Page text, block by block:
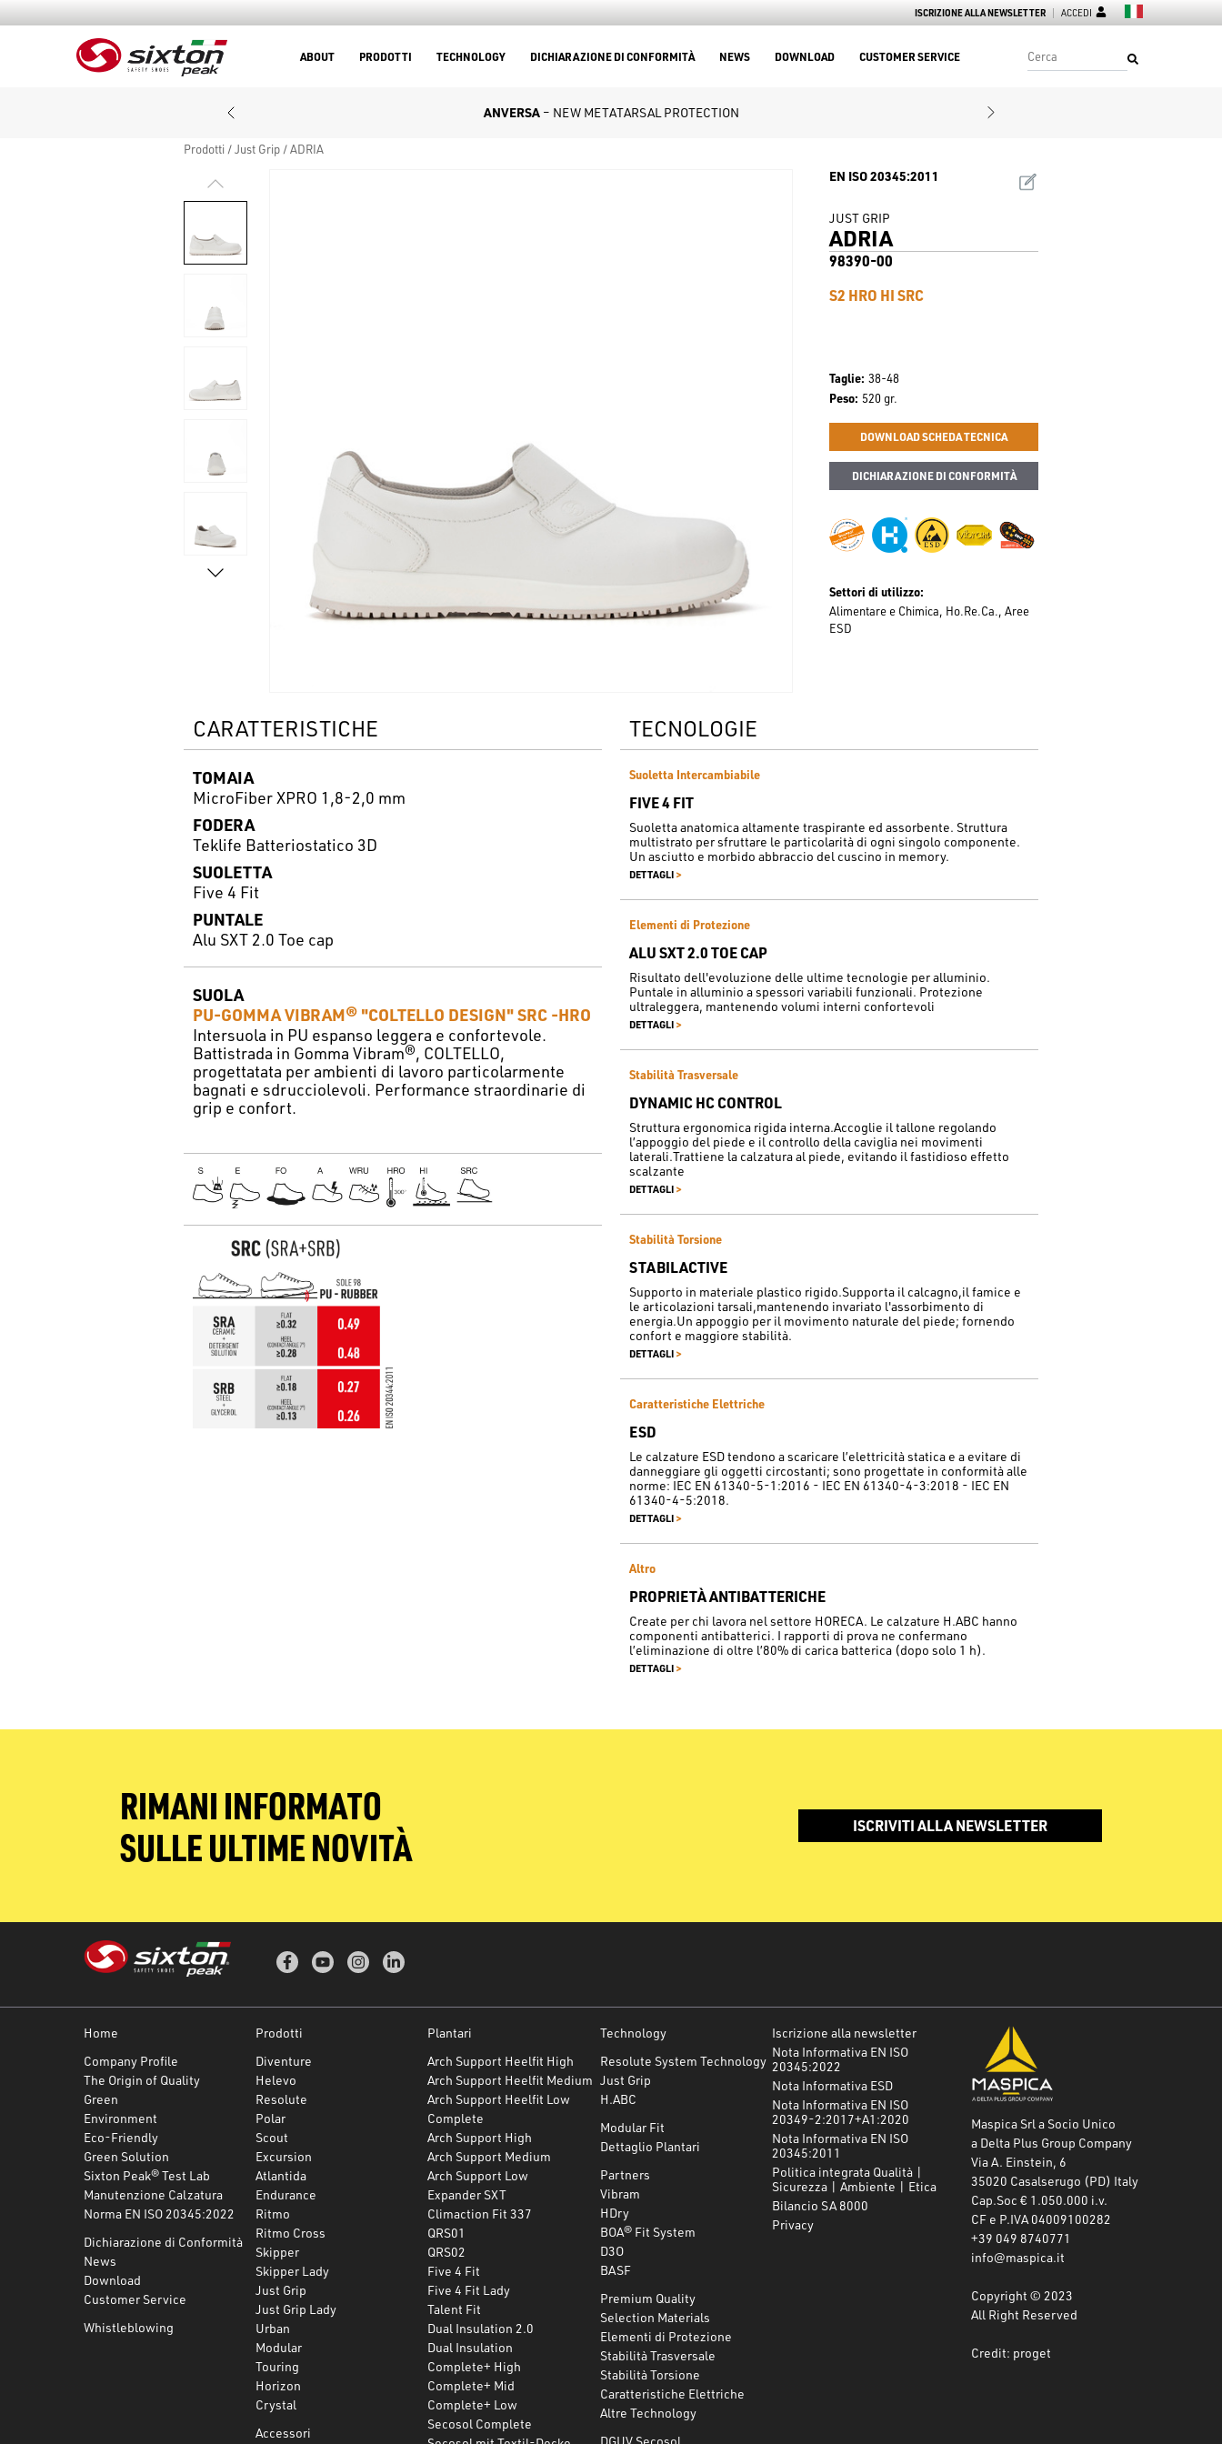
ISCRIZIONE ALLA NEWSLETTER ACCEDI
ABOUT PRODOTTI TECHNOLOGY DICHIARAZIONE DI CONFORMITÀ NEWS DOWNLOAD CUSTOMER SERVICE
ANVERSA – NEW METATARSAL PROTECTION
Prodotti Just Grip ADRIA
EN ISO 20345:2011
JUST GRIP
ADRIA
98390-00
S2 HRO HI SRC
Taglie 38-48
Peso 520 gr.
DOWNLOAD SCHEDA TECNICA
DICHIARAZIONE DI CONFORMITÀ
Settori di utilizzo
Alimentare e Chimica Ho.Re.Ca. Aree
ESD
CARATTERISTICHE
TOMAIA
MicroFiber XPRO 1,8-2,0 mm
FODERA
Teklife Batteriostatico 3D
SUOLETTA
Five 4 Fit
PUNTALE
Alu SXT 2.0 Toe cap
SUOLA
PU-GOMMA VIBRAM® "COLTELLO DESIGN" SRC -HRO
Intersuola in PU espanso leggera e confortevole.
Battistrada in Gomma Vibram®, COLTELLO,
progettatata per ambienti di lavoro particolarmente
bagnati e sdrucciolevoli. Performance straordinarie di
grip e confort.
TECNOLOGIE
Suoletta Intercambiabile
FIVE 4 FIT
Suoletta anatomica altamente traspirante ed assorbente. Struttura
multistrato per sfruttare le particolarità di ogni singolo componente.
Un asciutto e morbido abbraccio del cuscino in memory.
DETTAGLI >
Elementi di Protezione
ALU SXT 2.0 TOE CAP
Risultato dell'evoluzione delle ultime tecnologie per alluminio.
Puntale in alluminio a spessori variabili funzionali. Protezione
ultraleggera, mantenendo volumi interni confortevoli
DETTAGLI >
Stabilità Trasversale
DYNAMIC HC CONTROL
Struttura ergonomica rigida interna.Accoglie il tallone regolando
l’appoggio del piede e il controllo della caviglia nei movimenti
laterali.Trattiene la calzatura al piede, evitando il fastidioso effetto
scalzante
DETTAGLI >
Stabilità Torsione
STABILACTIVE
Supporto in materiale plastico rigido.Supporta il calcagno,il famice e
le articolazioni tarsali,mantenendo invariato l'assorbimento di
energia.Un appoggio per il movimento naturale del piede; fornendo
confort e maggiore stabilità.
DETTAGLI >
Caratteristiche Elettriche
ESD
Le calzature ESD tendono a scaricare l’elettricità statica e a evitare di
danneggiare gli oggetti circostanti; sono progettate in conformità alle
norme: IEC EN 61340-5-1:2016 - IEC EN 61340-4-3:2018 - IEC EN
61340-4-5:2018.
DETTAGLI >
Altro
PROPRIETÀ ANTIBATTERICHE
Create per chi lavora nel settore HORECA. Le calzature H.ABC hanno
componenti antibatterici. I rapporti di prova ne confermano
l’eliminazione di oltre l’80% di carica batterica (dopo solo 1 h).
DETTAGLI >
RIMANI INFORMATO
SULLE ULTIME NOVITÀ
ISCRIVITI ALLA NEWSLETTER
Home
Company Profile
The Origin of Quality
Green
Environment
Eco-Friendly
Green Solution
Sixton Peak® Test Lab
Manutenzione Calzatura
Norma EN ISO 20345:2022
Dichiarazione di Conformità
News
Download
Customer Service
Whistleblowing
Prodotti
Diventure
Helevo
Resolute
Polar
Scout
Excursion
Atlantida
Endurance
Ritmo
Ritmo Cross
Skipper
Skipper Lady
Just Grip
Just Grip Lady
Urban
Modular
Touring
Horizon
Crystal
Accessori
Plantari
Arch Support Heelfit High
Arch Support Heelfit Medium
Arch Support Heelfit Low
Complete
Arch Support High
Arch Support Medium
Arch Support Low
Expander SXT
Climaction Fit 337
QRS01
QRS02
Five 4 Fit
Five 4 Fit Lady
Talent Fit
Dual Insulation 2.0
Dual Insulation
Complete+ High
Complete+ Mid
Complete+ Low
Secosol Complete
Technology
Resolute System Technology
Just Grip
H.ABC
Modular Fit
Dettaglio Plantari
Partners
Vibram
HDry
BOA® Fit System
D3O
BASF
Premium Quality
Selection Materials
Elementi di Protezione
Stabilità Trasversale
Stabilità Torsione
Caratteristiche Elettriche
Altre Technology
Iscrizione alla newsletter
Nota Informativa EN ISO
20345:2022
Nota Informativa ESD
Nota Informativa EN ISO
20349-2:2017+A1:2020
Nota Informativa EN ISO
20345:2011
Politica integrata Qualità |
Sicurezza | Ambiente | Etica
Bilancio SA 8000
Privacy
Maspica Srl a Socio Unico
a Delta Plus Group Company
Via A. Einstein, 6
35020 Casalserugo (PD) Italy
Cap.Soc € 1.050.000 i.v.
CF e P.IVA 04009100282
+39 049 8740771
info@maspica.it
Copyright © 2023
All Right Reserved
Credit: proget